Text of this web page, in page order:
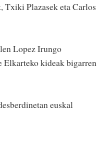
Txiki Plazasek eta Carlos
Lopez Irungo
kideak bigarren
euskal